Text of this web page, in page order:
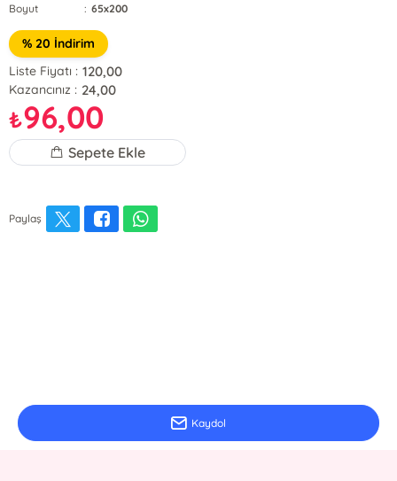
Boyut
: 65x200
% 20 İndirim
Liste Fiyatı : 120,00
Kazancınız : 24,00
₺96,00
Sepete Ekle
Paylaş
Kaydol